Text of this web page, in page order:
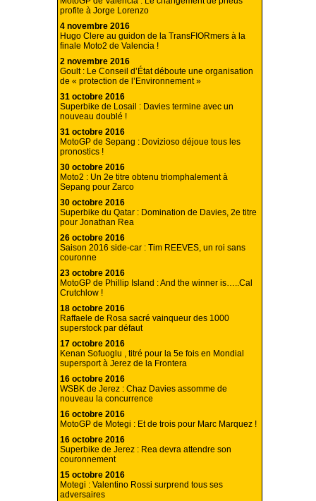
profite à Jorge Lorenzo
4 novembre 2016
Hugo Clere au guidon de la TransFIORmers à la
finale Moto2 de Valencia !
2 novembre 2016
Goult : Le Conseil d’État déboute une organisation
de « protection de l’Environnement »
31 octobre 2016
Superbike de Losail : Davies termine avec un
nouveau doublé !
31 octobre 2016
MotoGP de Sepang : Dovizioso déjoue tous les
pronostics !
30 octobre 2016
Moto2 : Un 2e titre obtenu triomphalement à
Sepang pour Zarco
30 octobre 2016
Superbike du Qatar : Domination de Davies, 2e titre
pour Jonathan Rea
26 octobre 2016
Saison 2016 side-car : Tim REEVES, un roi sans
couronne
23 octobre 2016
MotoGP de Phillip Island : And the winner is…..Cal
Crutchlow !
18 octobre 2016
Raffaele de Rosa sacré vainqueur des 1000
superstock par défaut
17 octobre 2016
Kenan Sofuoglu , titré pour la 5e fois en Mondial
supersport à Jerez de la Frontera
16 octobre 2016
WSBK de Jerez : Chaz Davies assomme de
nouveau la concurrence
16 octobre 2016
MotoGP de Motegi : Et de trois pour Marc Marquez !
16 octobre 2016
Superbike de Jerez : Rea devra attendre son
couronnement
15 octobre 2016
Motegi : Valentino Rossi surprend tous ses
adversaires